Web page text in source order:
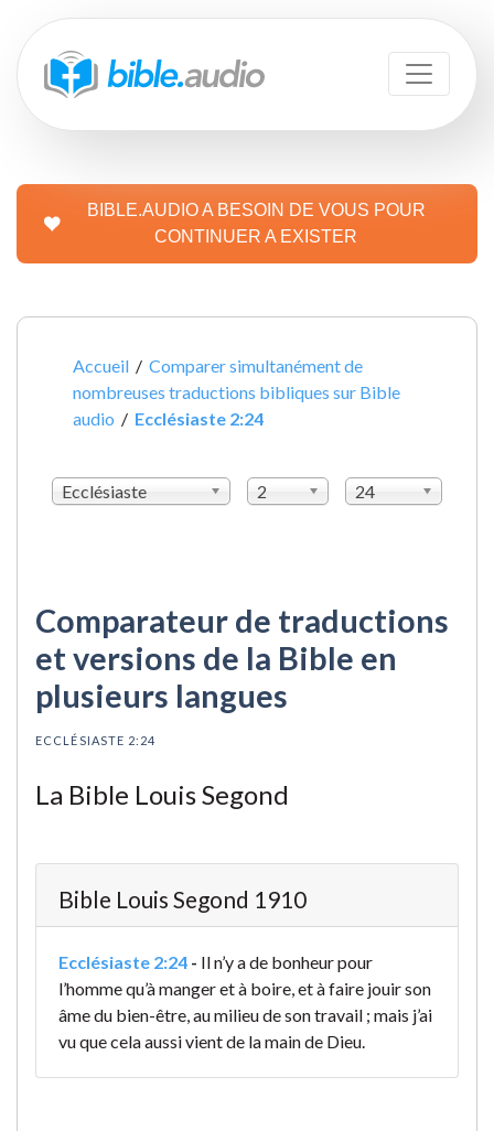
BIBLE.AUDIO A BESOIN DE VOUS POUR
CONTINUER A EXISTER
Accueil /Comparer simultanément de
nombreuses traductions bibliques sur Bible
audio / Ecclésiaste 2:24
Ecclésiaste 2 24
Comparateur de traductions
et versions de la Bible en
plusieurs langues
ECCLÉSIASTE 2:24
La Bible Louis Segond
Bible Louis Segond 1910
Ecclésiaste 2:24 - Il n’y a de bonheur pour
l’homme qu’à manger et à boire, et à faire jouir son
âme du bien-être, au milieu de son travail ; mais j’ai
vu que cela aussi vient de la main de Dieu.